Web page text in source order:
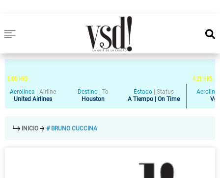
5:00HRS 4:21 HRS
Aerolinea
Airline
United Airlines
Destino
To
Houston
Estado
Status
A Tiempo | On Time
INICIO # BRUNO CUCCINA